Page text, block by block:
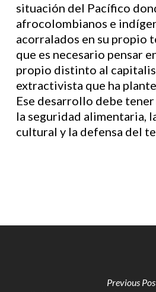
situación del Pacífico
afrocolombianos e
acorralados en su propio
que es necesario pensar
propio distinto al
extractivista que ha
Ese desarrollo debe
la seguridad alimentaria,
cultural y la defensa del
Previous